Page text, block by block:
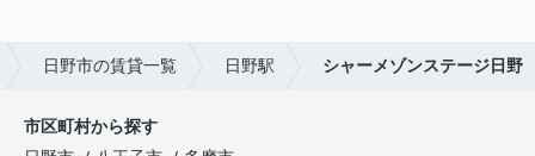
日野市の賃貸一覧 日野駅 シャーメゾンステージ日野
市区町村から探す